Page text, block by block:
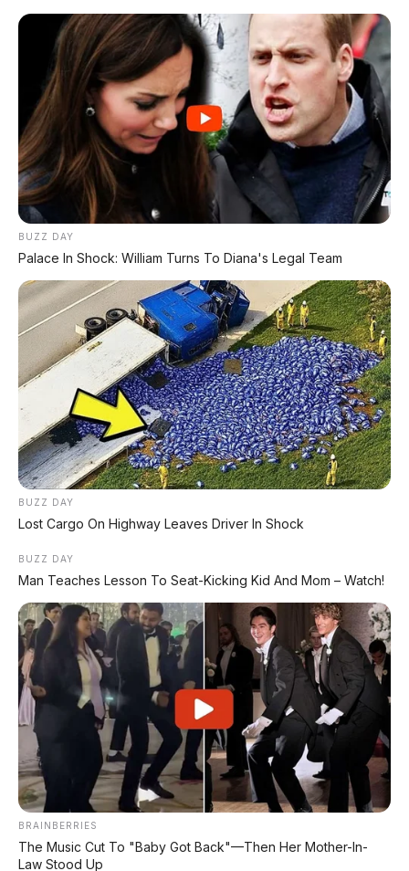
Home 2018 » Bensin»Daihatsu» Diatas 100Jt»hitam »
Manual
MPV »Terios»
Daihatsu Terios R 1.5 MT 2018 –
Ketangguhan SUV Melibas Jalur
Pegunungan – Banjarnegara
Menjelajahi dataran tinggi di wilayah tengah Jawa
Tengah selalu membutuhkan kendaraan dengan
spesifikasi khusus. Kontur jalan yang didominasi
tanjakan ekstrem dan turunan tajam, seperti jalur
menuju Dieng viaBanjarnegara, menjadi ujian
sesungguhnya bagi durabilitas sebuah mobil.
Pengalaman ini dibagikan olehBambang
Hermanto, seorang pengumpul hasil bumi asal
Wonosoboyang setiap pekannya harus memantau
kebun sayur di wilayah pegununganBanjarnegara
Bagi Bambang, Daihatsu Terios varian R ini adalah
BUZZ DAY
Palace In Shock: William Turns To Diana's Legal Team
BUZZ DAY
Lost Cargo On Highway Leaves Driver In Shock
BUZZ DAY
Man Teaches Lesson To Seat-Kicking Kid And Mom – Watch!
BRAINBERRIES
The Music Cut To "Baby Got Back"—Then Her Mother-In-
Law Stood Up